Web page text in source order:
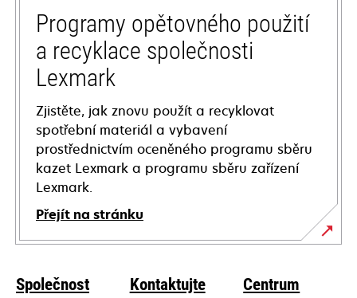
tabProgramy opětovného použití
a recyklace společnosti
Lexmark
Zjistěte, jak znovu použít a recyklovat
spotřební materiál a vybavení
prostřednictvím oceněného programu sběru
kazet Lexmark a programu sběru zařízení
Lexmark.
Přejít na stránku
Společnost
Kontaktujte
Centrum